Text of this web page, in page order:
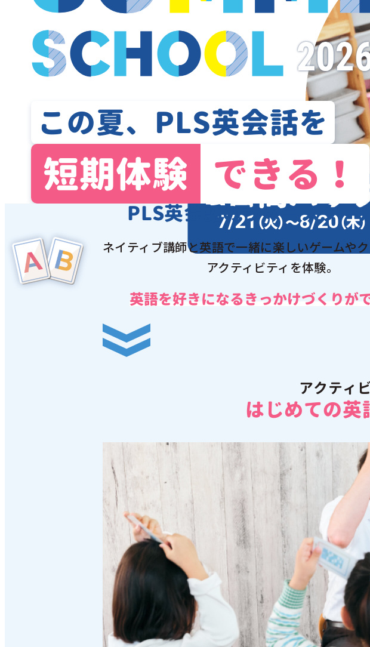
この夏、PLS英会話を
短期体験 できる！
2日間パッ
7/21 （火）〜8/20（木）
PLS英会話のサマースク
ネイティブ講師と英語で一緒に楽しいゲームや
アクティビティを体験。
英語を好きになるきっかけづくりが
アクティ
はじめての英